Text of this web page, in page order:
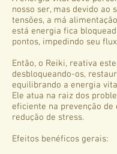
nosso ser, mas devido ao
tensões, a má
está energia fica
pontos, impedindo seu
Então, o Reiki, reativa
desbloqueando-os,
equilibrando a energia
Ele atua na raiz dos
eficiente na prevenção de
redução de stress.
Efeitos benéficos gerais: